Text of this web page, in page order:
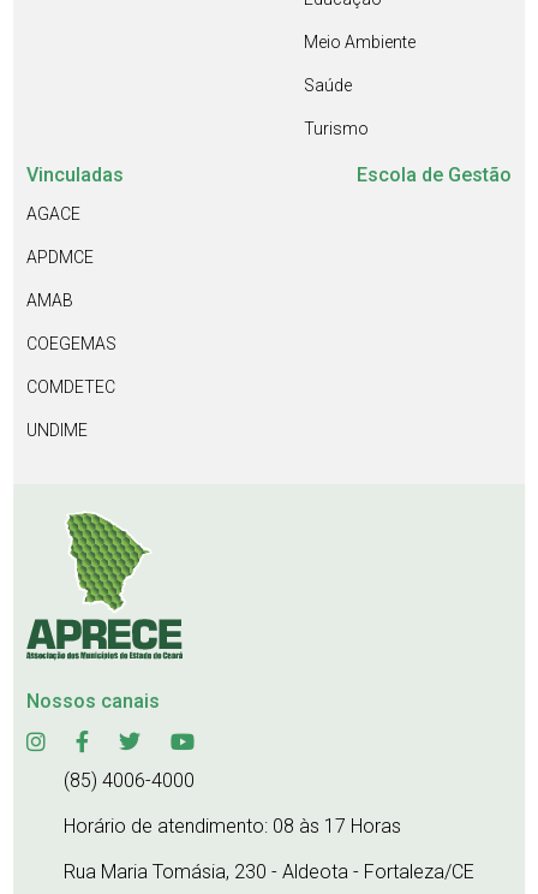
Meio Ambiente
Saúde
Turismo
Vinculadas
AGACE
APDMCE
AMAB
COEGEMAS
COMDETEC
UNDIME
Escola de Gestão
Nossos canais
(85) 4006-4000
Horário de atendimento: 08 às 17 Horas
Rua Maria Tomásia, 230 - Aldeota - Fortaleza/CE